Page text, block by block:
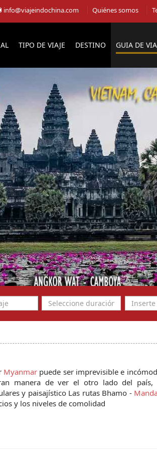
info@viajeindochina.com Quiénes somos
TIPO DE VIAJE DESTINO GUIA DE
Myanmar puede ser imprevisible e
manera de ver el otro lado del país,
y paisajístico Las rutas Bhamo -
y los niveles de comolidad